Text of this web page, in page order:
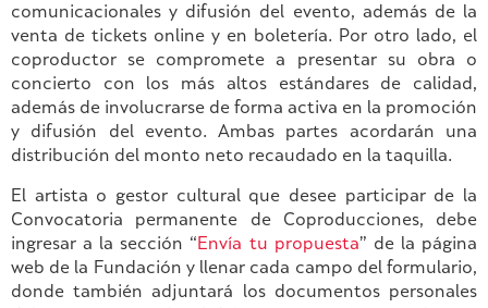
comunicacionales y difusión del evento, además de la
venta de tickets online y en boletería. Por otro lado, el
coproductor se compromete a presentar su obra o
concierto con los más altos estándares de calidad,
además de involucrarse de forma activa en la promoción
y difusión del evento. Ambas partes acordarán una
distribución del monto neto recaudado en la taquilla.
El artista o gestor cultural que desee participar de la
Convocatoria permanente de Coproducciones, debe
ingresar a la sección “Envía tu propuesta” de la página
web de la Fundación y llenar cada campo del formulario,
donde también adjuntará los documentos personales